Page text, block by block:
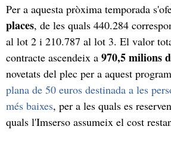
Per a aquesta pròxima temporada
places, de les quals 440.284
al lot 2 i 210.787 al lot 3. El valor
contracte ascendeix a 970,5 milions
novetats del plec per a aquest
plana de 50 euros destinada a les
més baixes, per a les quals es
quals l'Imserso assumeix el cost